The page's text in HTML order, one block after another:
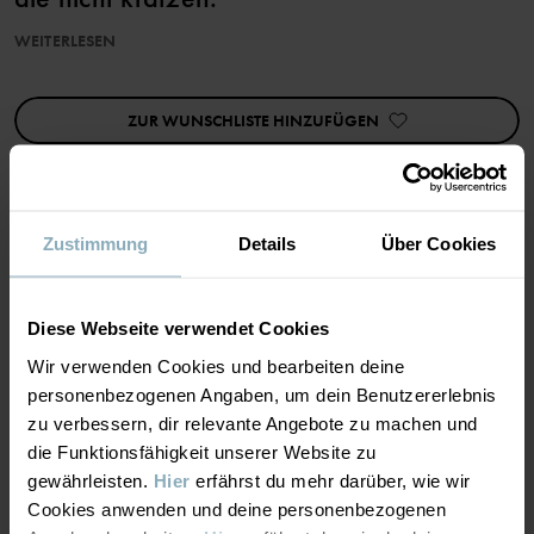
Zustimmung Details Über Cookies
Diese Webseite verwendet Cookies
Wir verwenden Cookies und bearbeiten deine
personenbezogenen Angaben, um dein Benutzererlebnis
zu verbessern, dir relevante Angebote zu machen und
die Funktionsfähigkeit unserer Website zu
gewährleisten. Hier erfährst du mehr darüber, wie wir
Cookies anwenden und deine personenbezogenen
Die in diesem Kleidungsstück verarbeitete Wolle ist RWS-
zertifiziert (Responsible Wool Standard). Erfahre mehr auf
https://www.polarnopyret.se/pop-cares/hallbara-plagg/vara-
KEEP AWAY FROM FIRE
Herstellungsland
China
Qingdao Sino Textile Technique Co Ltd
Weiterlesen
WEITERLESEN
ZUR WUNSCHLISTE HINZUFÜGEN
MATERIAL & PFLEGEHINWEISE
Material
100% Wool Merino
Pflegehinweise
NACHHALTIGKEIT
LIEFERUNG UND RÜCKSENDUNG
Lieferung & Rücksendung